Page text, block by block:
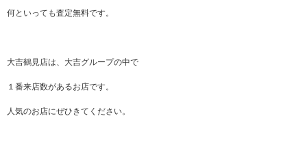
何といっても査定無料です。
大吉鶴見店は、大吉グループの中で
１番来店数があるお店です。
人気のお店にぜひきてください。